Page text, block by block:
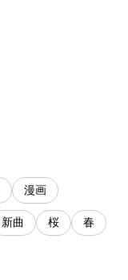
漫画
新曲 桜 春